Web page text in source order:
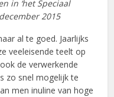
in ‘het Speciaal
2015
al te goed. Jaarlijks
veeleisende teelt op
de verwerkende
zo snel mogelijk te
men inuline van hoge